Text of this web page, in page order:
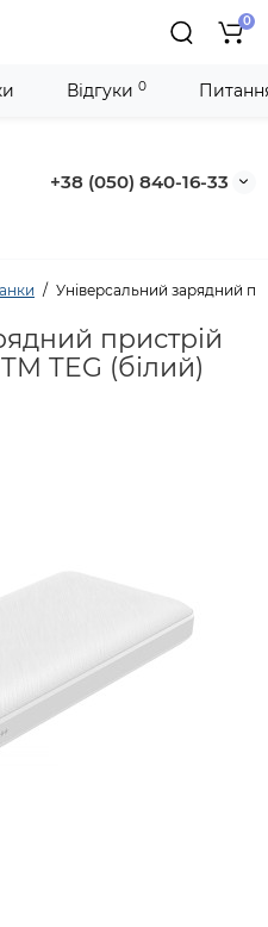
+38 (050) 840-16-33
0
Універсальний зарядний
пристрій
TEG (білий)
Відгуки 0